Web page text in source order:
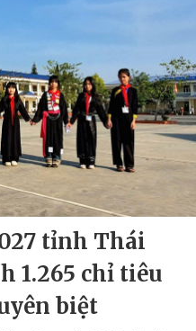
tỉnh Thái
1.265 chỉ tiêu
biệt